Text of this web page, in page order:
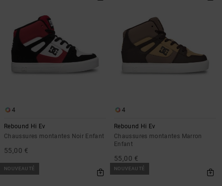
4
Rebound Hi Ev
Chaussures montantes Noir Enfant
55,00 €
4
Rebound Hi Ev
Chaussures montantes Marron
Enfant
55,00 €
NOUVEAUTÉ NOUVEAUTÉ